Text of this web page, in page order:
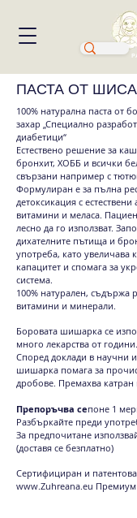
ПАСТА ОТ
100% натурална паста от
захар „Специално
диабетици“
Естествено решение за
бронхит, ХОББ и всички
свързани например с
Формулиран е за пълна
детоксикация с естествени
витамини и меласа.
лесно да го използват.
дихателните пътища и
употреба, като увеличава
капацитет и спомага за
система.
100% натурален, съдържа
витамини и минерали.
Боровата шишарка се
много лекарства от години.
Според доклади в научни
шишарка помага за
дробове. Премахва
Препоръчва сепоне 1
Разбъркайте преди
За предпочитане
(доставя се безплатно)
Сертифициран и
www.Zuhreana.eu Премиум